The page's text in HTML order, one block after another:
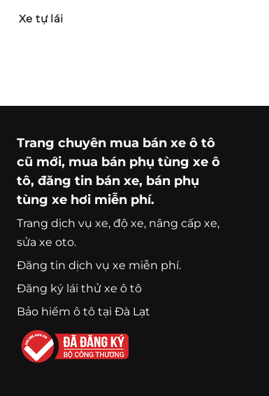
Xe tự lái
Trang chuyên mua bán xe ô tô
cũ mới, mua bán phụ tùng xe ô
tô, đăng tin bán xe, bán phụ
tùng xe hơi miễn phí.
Trang dịch vụ xe, độ xe, nâng cấp xe,
sửa xe oto.
Đăng tin dịch vụ xe miễn phí.
Đăng ký lái thử xe ô tô
Bảo hiểm ô tô tại Đà Lạt